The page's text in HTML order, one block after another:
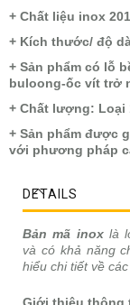
+ Chất liệu inox
+ Kích thước/ độ
+ Sản phẩm có lỗ
buloong-ốc vít trở
+ Chất lượng: Loại
+ Sản phẩm được
với phương pháp
DETAILS
Bản mã inoxlà
và có khả năng
hiểu chi tiết về